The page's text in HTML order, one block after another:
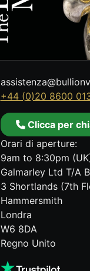
+44 (0)20 8600
Clicca per
Orari di aperture:
9am to 8:30pm
Galmarley Ltd T/A
3 Shortlands (7th
Hammersmith
Londra
W6 8DA
Regno Unito